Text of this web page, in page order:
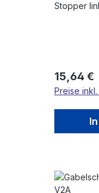
Stopper
15,64 €
Preise